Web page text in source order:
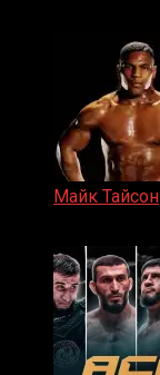
Майк Тайсон